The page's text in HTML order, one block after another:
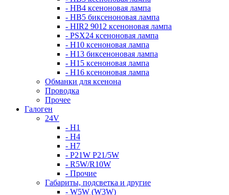
- HB4 ксеноновая лампа
- HB5 биксеноновая лампа
- HIR2 9012 ксеноновая лампа
- PSX24 ксеноновая лампа
- H10 ксеноновая лампа
- H13 биксеноновая лампа
- H15 ксеноновая лампа
- H16 ксеноновая лампа
Обманки для ксенона
Проводка
Прочее
Галоген
24V
- H1
- H4
- H7
- P21W P21/5W
- R5W/R10W
- Прочие
Габариты, подсветка и другие
- W5W (W3W)